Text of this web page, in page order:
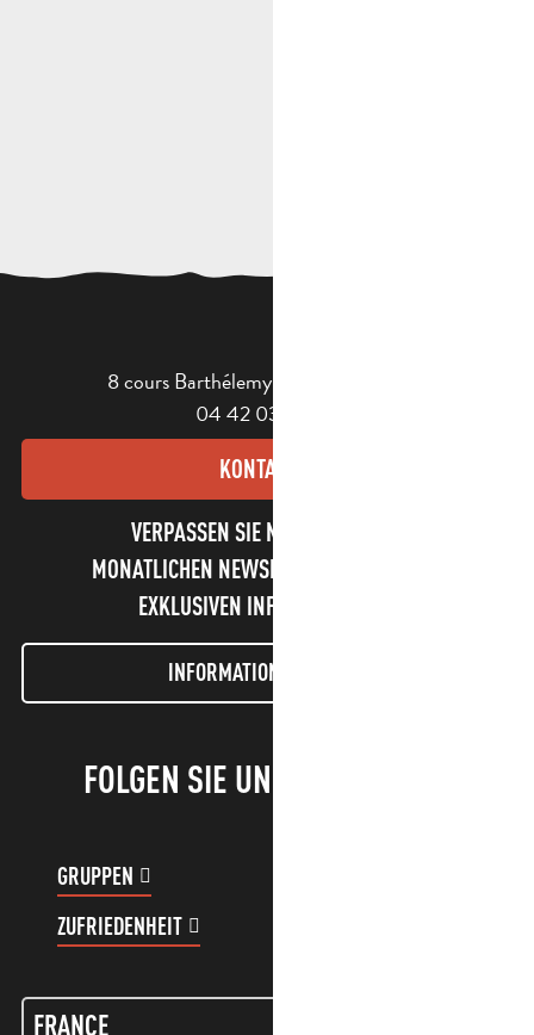
8 cours Barthélemy - 13400 Aubagne
04 42 03 49 98
KONTAKT
VERPASSEN SIE NICHT UNSEREN
MONATLICHEN NEWSLETTER UND UNSERE
EXKLUSIVEN INFORMATIONEN!
INFORMATIONEN LETTER
FOLGEN SIE UNS!
GRUPPEN
ZUFRIEDENHEIT